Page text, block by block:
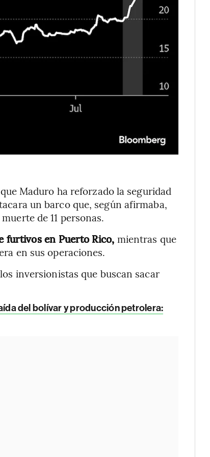
Maduro ha reforzado la seguridad
un barco que, según afirmaba,
de 11 personas.
furtivos en Puerto Rico, mientras que
en sus operaciones.
inversionistas que buscan sacar
del bolívar y producción petrolera: